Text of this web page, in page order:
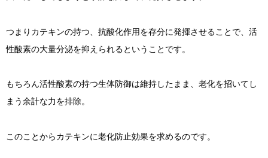
つまりカテキンの持つ、抗酸化作用を存分に発揮させることで、活
性酸素の大量分泌を抑えられるということです。
もちろん活性酸素の持つ生体防御は維持したまま、老化を招いてし
まう余計な力を排除。
このことからカテキンに老化防止効果を求めるのです。